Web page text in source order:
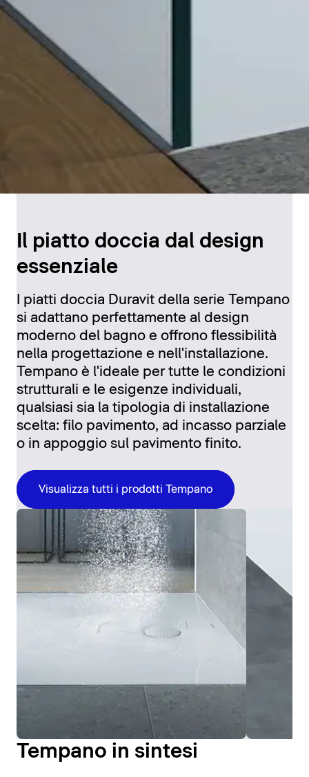
Il piatto doccia dal design
essenziale
I piatti doccia Duravit della serie Tempano
si adattano perfettamente al design
moderno del bagno e offrono flessibilità
nella progettazione e nell'installazione.
Tempano è l'ideale per tutte le condizioni
strutturali e le esigenze individuali,
qualsiasi sia la tipologia di installazione
scelta: filo pavimento, ad incasso parziale
o in appoggio sul pavimento finito.
Visualizza tutti i prodotti Tempano
Tempano in sintesi